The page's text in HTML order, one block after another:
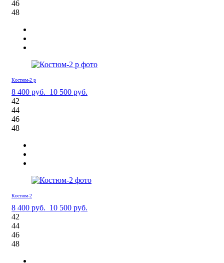
46
48
Костюм-2 р
8 400 руб. 10 500 руб.
42
44
46
48
Костюм-2
8 400 руб. 10 500 руб.
42
44
46
48